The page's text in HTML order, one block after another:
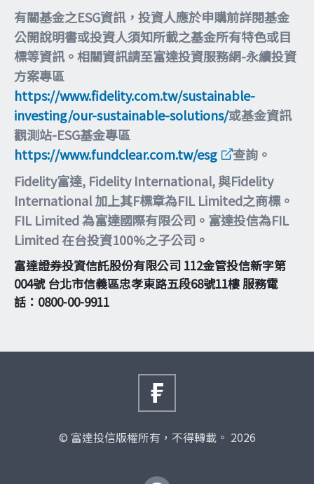
有關基金之ESG資訊，投資人應於申購前詳閱基金
公開說明書或投資人須知所載之基金所有特色或目
標等資訊。相關資訊請至富達投資服務網-永續投資
方案專區
https://www.fidelity.com.tw/sustainable-
investing/our-sustainable-solutions/或基金資訊
觀測站-ESG基金專區
https://www.fundclear.com.tw/esg
查詢。
Fidelity富達, Fidelity International, 與Fidelity
International 加上其F標章為FIL Limited之商標。
FIL Limited 為富達國際有限公司。富達投信為FIL
Limited 在台投資100%之子公司。
富達證券投資信託股份有限公司 112金管投信新字第
004號 台北市信義區忠孝東路五段68號11樓 服務電
話：0800-00-9911
© 富達投信版權所有，不得轉載。 2026